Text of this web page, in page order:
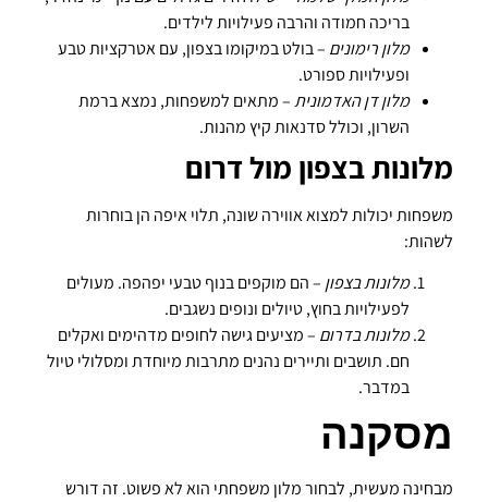
בריכה חמודה והרבה פעילויות לילדים.
מלון רימונים – בולט במיקומו בצפון, עם אטרקציות טבע
ופעילויות ספורט.
מלון דן האדמונית– מתאים למשפחות, נמצא ברמת
השרון, וכולל סדנאות קיץ מהנות.
מלונות בצפון מול דרום
משפחות יכולות למצוא אווירה שונה, תלוי איפה הן בוחרות
לשהות:
מלונות בצפון – הם מוקפים בנוף טבעי יפהפה. מעולים
לפעילויות בחוץ, טיולים ונופים נשגבים.
מלונות בדרום – מציעים גישה לחופים מדהימים ואקלים
חם. תושבים ותיירים נהנים מתרבות מיוחדת ומסלולי טיול
במדבר.
מסקנה
מבחינה מעשית, לבחור מלון משפחתי הוא לא פשוט. זה דורש